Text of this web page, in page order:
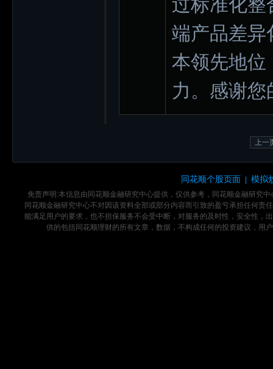
过标准化整
端产品差异
本领先地位
力。感谢您
上一
同花顺个股页面 模拟
免责声明:本信息由同花顺金融研究中心提供，仅供参考，同花顺金融研究
同花顺金融研究中心不对因该资料全部或部分内容而引致的盈亏承担任何
能满足用户的要求，也不担保服务不会受中断，对服务的及时性，安全性，
供的包括同花顺理财的所有文章，数据，不构成任何的投资建议，用